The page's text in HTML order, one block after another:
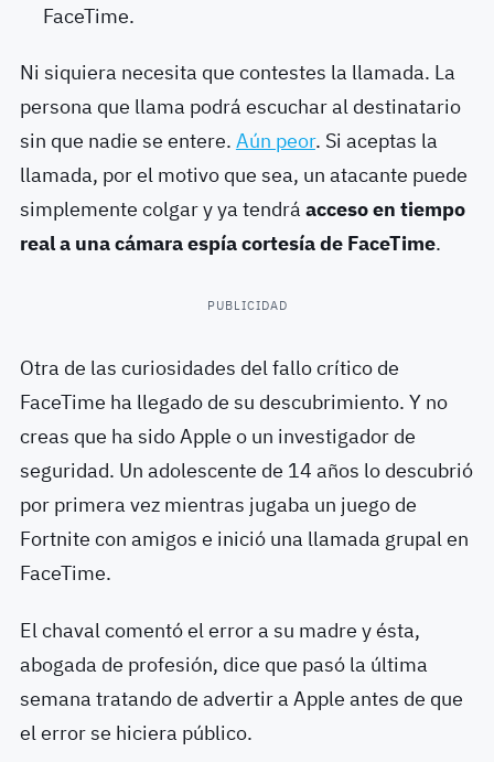
FaceTime.
Ni siquiera necesita que contestes la llamada. La
persona que llama podrá escuchar al destinatario
sin que nadie se entere. Aún peor. Si aceptas la
llamada, por el motivo que sea, un atacante puede
simplemente colgar y ya tendrá acceso en tiempo
real a una cámara espía cortesía de FaceTime.
PUBLICIDAD
Otra de las curiosidades del fallo crítico de
FaceTime ha llegado de su descubrimiento. Y no
creas que ha sido Apple o un investigador de
seguridad. Un adolescente de 14 años lo descubrió
por primera vez mientras jugaba un juego de
Fortnite con amigos e inició una llamada grupal en
FaceTime.
El chaval comentó el error a su madre y ésta,
abogada de profesión, dice que pasó la última
semana tratando de advertir a Apple antes de que
el error se hiciera público.